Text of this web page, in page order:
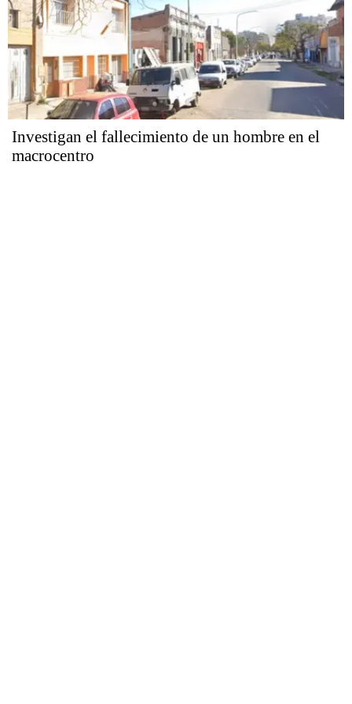
Investigan el fallecimiento de un hombre en el
macrocentro